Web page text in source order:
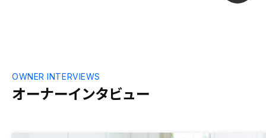
オーナーインタビュー
OWNER INTERVIEWS